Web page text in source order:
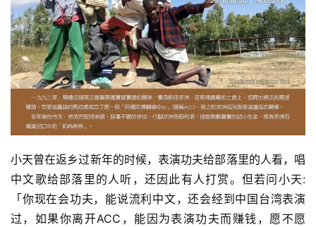
政
策
法
规
声
明
小天曾在返乡过新年的时候，表演功夫给部落里的人看，唱
中文歌给部落里的人听，还因此有人打赏。但若问小天:
「你现在会功夫，能说流利中文，还会经到中国台湾表演
过，如果你离开ACC，能因为表演功夫而赚钱，愿不愿